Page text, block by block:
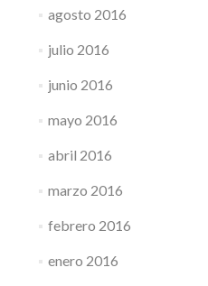
agosto 2016
julio 2016
junio 2016
mayo 2016
abril 2016
marzo 2016
febrero 2016
enero 2016